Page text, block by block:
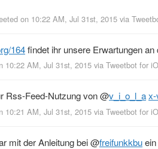
on 10:22 AM, Jul 31st, 2015 via
164findet ihr unsere Erwartungen an
10:22 AM, Jul 31st, 2015 via Tweetbot for
Rss-Feed-Nutzung von@v_i_o_l_ax-
10:21 AM, Jul 31st, 2015 via Tweetbot for
mit der Anleitung bei@freifunkkbu